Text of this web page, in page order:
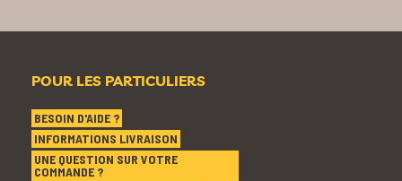
POUR LES PARTICULIERS
BESOIN D'AIDE ?
INFORMATIONS LIVRAISON
UNE QUESTION SUR VOTRE
COMMANDE ?